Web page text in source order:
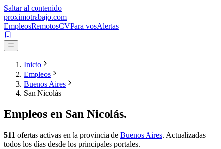
Saltar al contenido
proximotrabajo.com
EmpleosRemotosCVPara vosAlertas
Inicio
Empleos
Buenos Aires
San Nicolás
Empleos en San Nicolás.
511 ofertas activas en la provincia de Buenos Aires. Actualizadas
todos los días desde los principales portales.